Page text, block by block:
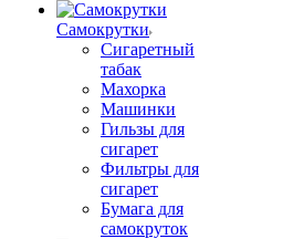
Самокрутки
Сигаретный
табак
Махорка
Машинки
Гильзы для
сигарет
Фильтры для
сигарет
Бумага для
самокруток